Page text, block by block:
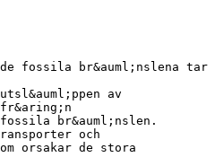
fossila br&auml;nslena tar
av
fr&aring;n
br&auml;nslen.
och
orsakar de stora